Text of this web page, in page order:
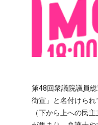
第48回衆議院議員
街宣」と名付けら
（下から上への民